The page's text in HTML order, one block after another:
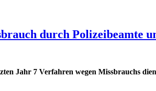
durch Polizeibeamte
Jahr 7 Verfahren wegen Missbrauchs